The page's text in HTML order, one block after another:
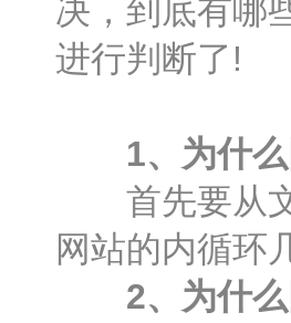
决，到底有哪
进行判断了!
1、为什
首先要从文
网站的内循环
2、为什